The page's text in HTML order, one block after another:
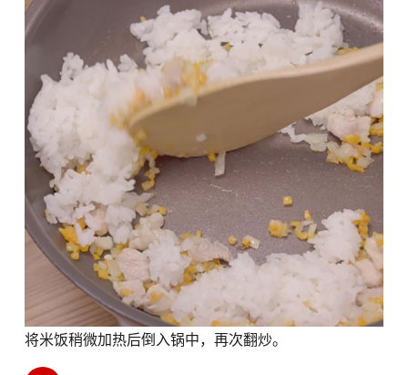
将米饭稍微加热后倒入锅中，再次翻炒。